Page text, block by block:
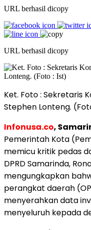
URL berhasil dicopy
URL berhasil dicopy
Ket. Foto : Sekretaris
Stephen Lonteng.
Infonusa.co,
Pemerintah Kota
memicu kritik pedas
DPRD Samarinda,
mengungkapkan
perangkat daerah
menyerahkan data
menyeluruh kepada